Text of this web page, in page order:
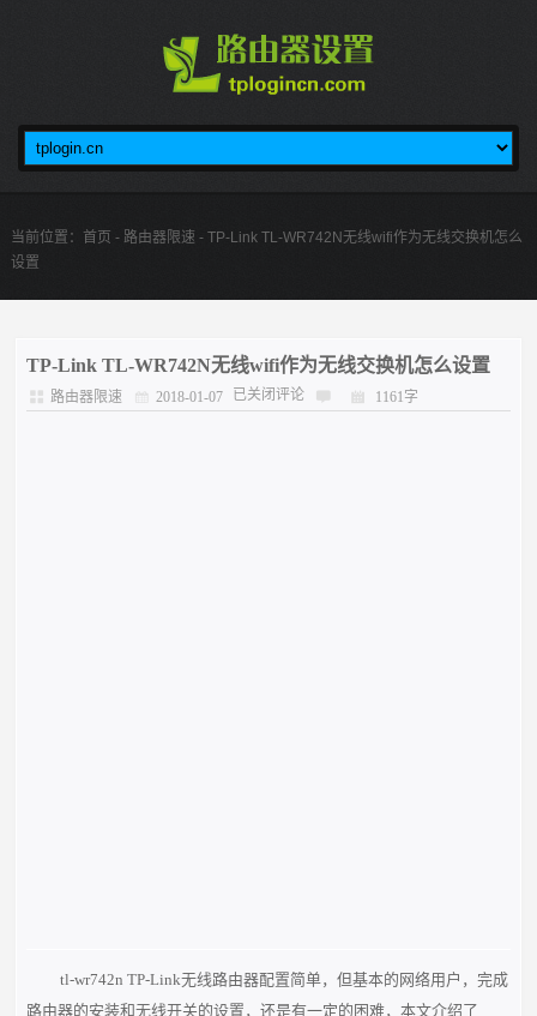
当前位置： 首页 - 路由器限速 - TP-Link TL-WR742N无线wifi作为无线交换机怎么
设置
TP-Link TL-WR742N无线wifi作为无线交换机怎么设置
路由器限速 2018-01-07 已关闭评论 1161字
tl-wr742n TP-Link无线路由器配置简单，但基本的网络用户，完成
路由器的安装和无线开关的设置，还是有一定的困难，本文介绍了